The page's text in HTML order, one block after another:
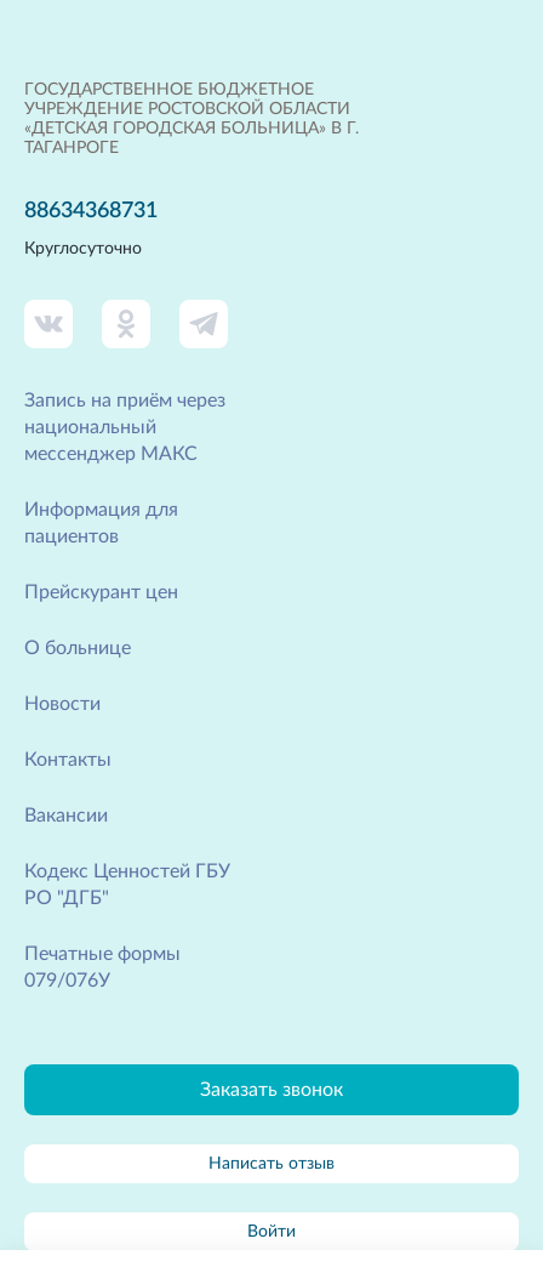
ГОСУДАРСТВЕННОЕ БЮДЖЕТНОЕ
УЧРЕЖДЕНИЕ РОСТОВСКОЙ ОБЛАСТИ
«ДЕТСКАЯ ГОРОДСКАЯ БОЛЬНИЦА» В Г.
ТАГАНРОГЕ
88634368731
Круглосуточно
Запись на приём через
национальный
мессенджер МАКС
Информация для
пациентов
Прейскурант цен
О больнице
Новости
Контакты
Вакансии
Кодекс Ценностей ГБУ
РО "ДГБ"
Печатные формы
079/076У
Заказать звонок
Написать отзыв
Войти